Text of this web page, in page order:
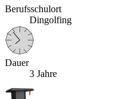
Berufsschulort
Dingolfing
Dauer
3 Jahre